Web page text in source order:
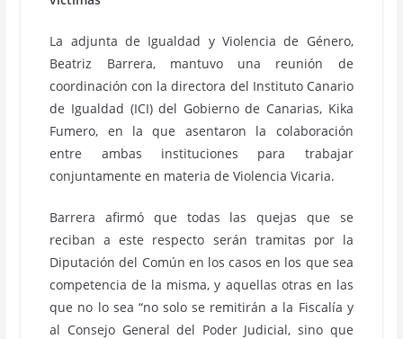
La adjunta de Igualdad y Violencia de Género,
Beatriz Barrera, mantuvo una reunión de
coordinación con la directora del Instituto Canario
de Igualdad (ICI) del Gobierno de Canarias, Kika
Fumero, en la que asentaron la colaboración
entre ambas instituciones para trabajar
conjuntamente en materia de Violencia Vicaria.
Barrera afirmó que todas las quejas que se
reciban a este respecto serán tramitas por la
Diputación del Común en los casos en los que sea
competencia de la misma, y aquellas otras en las
que no lo sea “no solo se remitirán a la Fiscalía y
al Consejo General del Poder Judicial, sino que